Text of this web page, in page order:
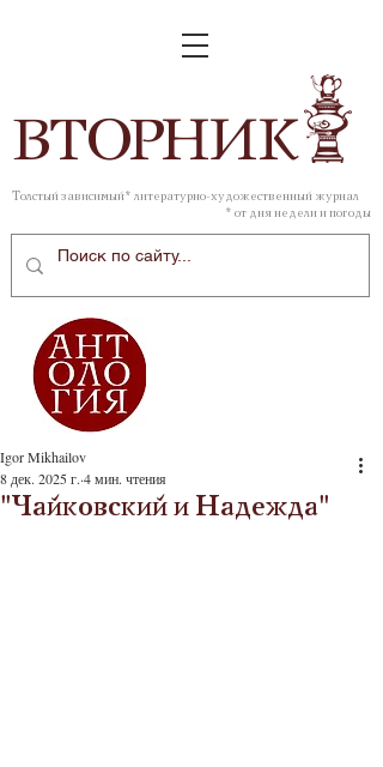
ВТОРНИК
Толстый зависимый* литературно-художественный журнал
* от дня недели и погоды
"Чайковский и Надежда"
Igor Mikhailov
8 дек. 2025 г. 4 мин. чтения